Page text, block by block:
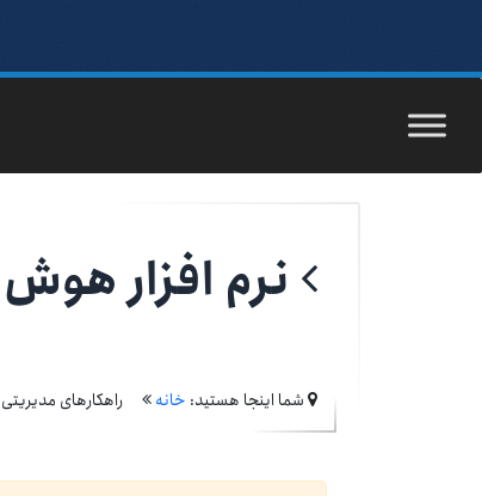
نرم افزار
شما اینجا هستید: خانه راهکارهای مدیریتی